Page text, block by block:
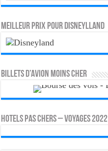
MEILLEUR PRIX POUR DISNEYLLAND
Billets d’avion moins cher
HOTELS PAS CHERS – VOYAGES 2022